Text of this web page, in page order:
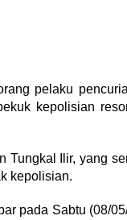
pelaku
kepolisian
Tungkal Ilir, yang
kepolisian.
pada Sabtu (08/